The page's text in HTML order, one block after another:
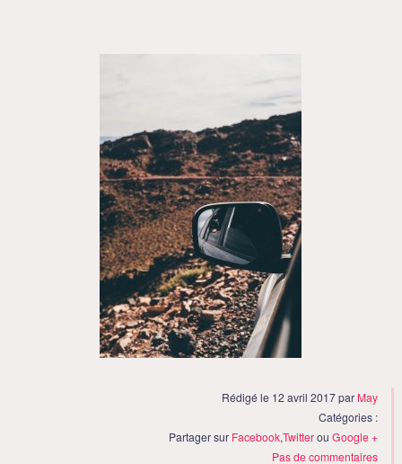
Rédigé le 12 avril 2017 par May
Catégories :
Partager sur Facebook,TwitterouGoogle +
Pas de commentaires